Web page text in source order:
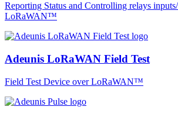
Reporting Status and Controlling relays
LoRaWAN™
Adeunis LoRaWAN Field Test
Field Test Device over LoRaWAN™